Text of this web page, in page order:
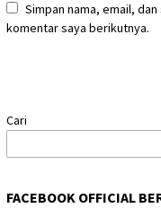
Simpan nama, email,
komentar saya berikutnya.
Cari
FACEBOOK OFFICIAL